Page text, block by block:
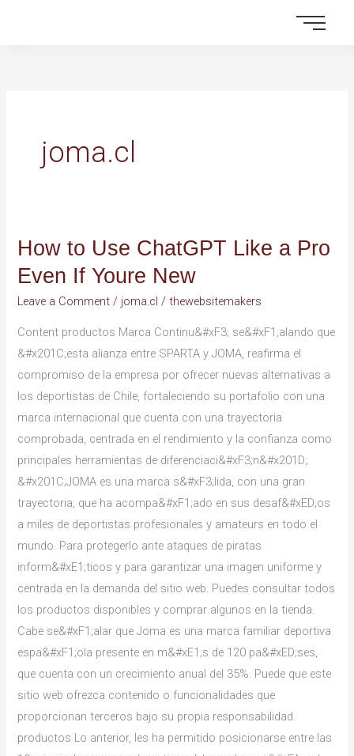
joma.cl
How to Use ChatGPT Like a Pro
Even If Youre New
Leave a Comment / joma.cl /thewebsitemakers
Content productos Marca Continu&#xF3; se&#xF1;alando que
&#x201C;esta alianza entre SPARTA y JOMA, reafirma el
compromiso de la empresa por ofrecer nuevas alternativas a
los deportistas de Chile, fortaleciendo su portafolio con una
marca internacional que cuenta con una trayectoria
comprobada, centrada en el rendimiento y la confianza como
principales herramientas de diferenciaci&#xF3;n&#x201D;.
&#x201C;JOMA es una marca s&#xF3;lida, con una gran
trayectoria, que ha acompa&#xF1;ado en sus desaf&#xED;os
a miles de deportistas profesionales y amateurs en todo el
mundo. Para protegerlo ante ataques de piratas
inform&#xE1;ticos y para garantizar una imagen uniforme y
centrada en la demanda del sitio web. Puedes consultar todos
los productos disponibles y comprar algunos en la tienda.
Cabe se&#xF1;alar que Joma es una marca familiar deportiva
espa&#xF1;ola presente en m&#xE1;s de 120 pa&#xED;ses,
que cuenta con un crecimiento anual del 35%. Puede que este
sitio web ofrezca contenido o funcionalidades que
proporcionan terceros bajo su propia responsabilidad.
productos Lo anterior, les ha permitido posicionarse entre las
How
to
Use
ChatGPT
Like
a
Pro
Even
If
Youre
New